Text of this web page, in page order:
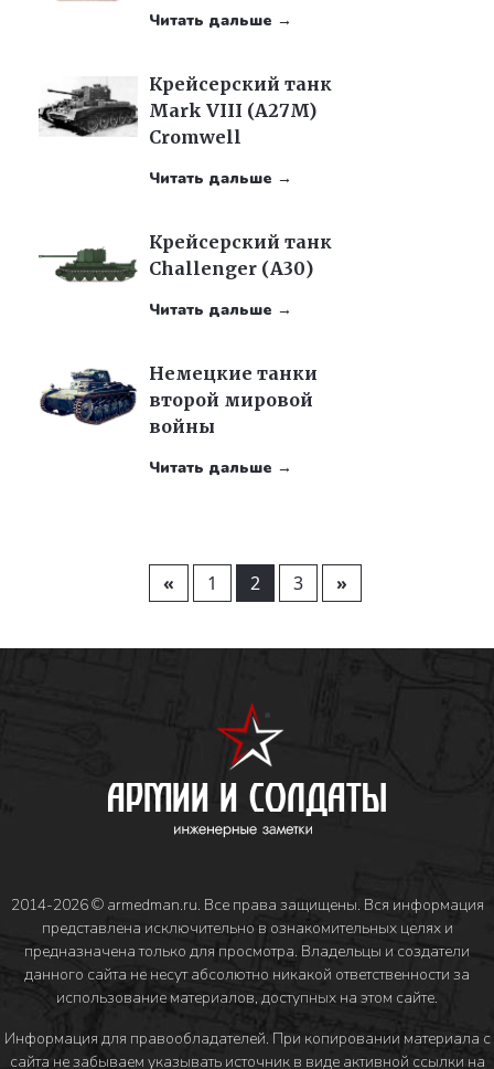
Читать дальше →
Крейсерский танк
Mark VIII (A27M)
Cromwell
Читать дальше →
Крейсерский танк
Challenger (А30)
Читать дальше →
Немецкие танки
второй мировой
войны
Читать дальше →
« 1 2 3 »
2014-2026 © armedman.ru. Все права защищены. Вся информация
представлена исключительно в ознакомительных целях и
предназначена только для просмотра. Владельцы и создатели
данного сайта не несут абсолютно никакой ответственности за
использование материалов, доступных на этом сайте.
Информация для правообладателей. При копировании материала с
сайта не забываем указывать источник в виде активной ссылки на